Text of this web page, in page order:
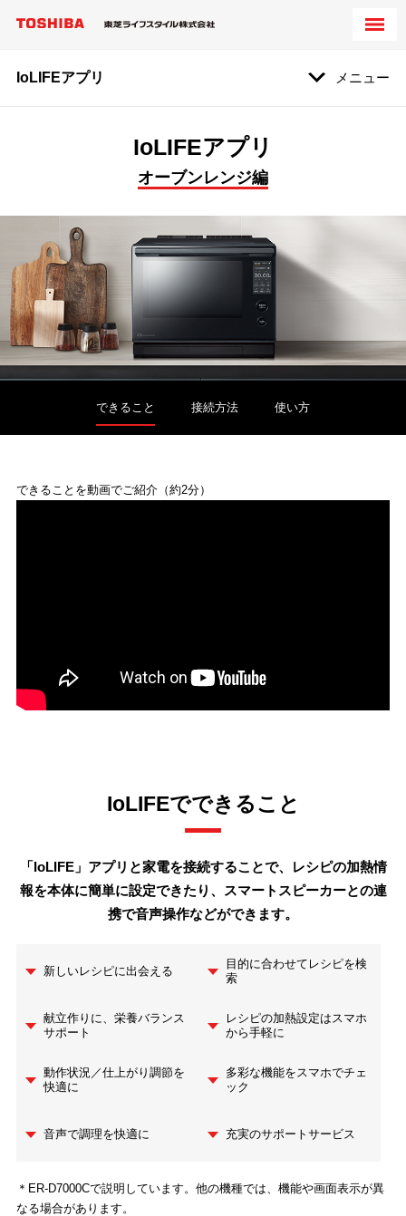
IoLIFEアプリ メニュー
IoLIFEアプリ
オーブンレンジ編
できること 接続方法 使い方
できることを動画でご紹介（約2分）
IoLIFEでできること
「IoLIFE」アプリと家電を接続することで、レシピの加熱情
報を本体に簡単に設定できたり、
スマートスピーカーとの連
携で音声操作などができます。
新しいレシピに出会える
目的に合わせてレシピを検
索
献立作りに、栄養バランス
サポート
レシピの加熱設定はスマホ
から手軽に
動作状況／仕上がり調節を
快適に
多彩な機能をスマホでチェ
ック
音声で調理を快適に 充実のサポートサービス
＊ER-D7000Cで説明しています。他の機種では、機能や画面表示が異
なる場合があります。